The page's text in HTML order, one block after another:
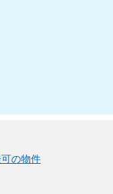
の物件